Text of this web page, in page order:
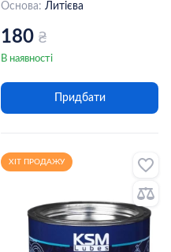
Основа: Литієва
180 ₴
В наявності
Придбати
ХІТ ПРОДАЖУ